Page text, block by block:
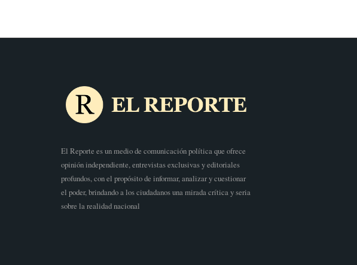
El Reporte es un medio de comunicación política que ofrece
opinión independiente, entrevistas exclusivas y editoriales
profundos, con el propósito de informar, analizar y cuestionar
el poder, brindando a los ciudadanos una mirada crítica y seria
sobre la realidad nacional